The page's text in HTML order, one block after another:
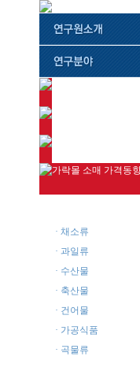
· 채소류
· 과일류
· 수산물
· 축산물
· 건어물
· 가공식품
· 곡물류